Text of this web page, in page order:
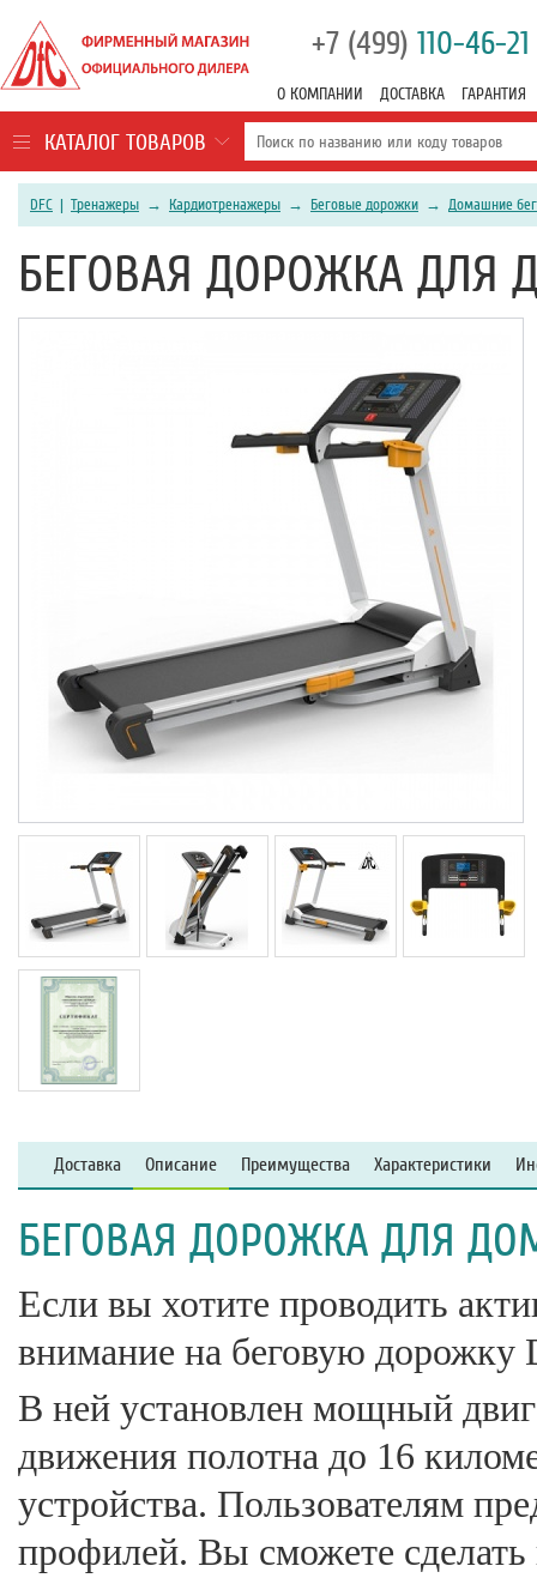
+7 (499) 110-46-21
О КОМПАНИИ ДОСТАВКА ГАРАНТИЯ
КАТАЛОГ ТОВАРОВ
DFC | Тренажеры → Кардиотренажеры → Беговые дорожки → Домашние
БЕГОВАЯ ДОРОЖКА ДЛЯ
Доставка Описание Преимущества Характеристики
БЕГОВАЯ ДОРОЖКА ДЛЯ
Если вы хотите проводить
внимание на беговую дорожку
В ней установлен мощный
движения полотна до 16
устройства. Пользователям
профилей. Вы сможете